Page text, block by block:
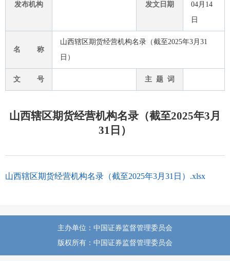
发布机构 发文日期
04月14
日
名 称
山西辖区期货经营机构名录（截至2025年3月31
日）
文 号 主 题 词
山西辖区期货经营机构名录（截至2025年3月
31日）
山西辖区期货经营机构名录（截至2025年3月31日）.xlsx
主办单位：中国证券监督管理委员会
版权所有：中国证券监督管理委员会